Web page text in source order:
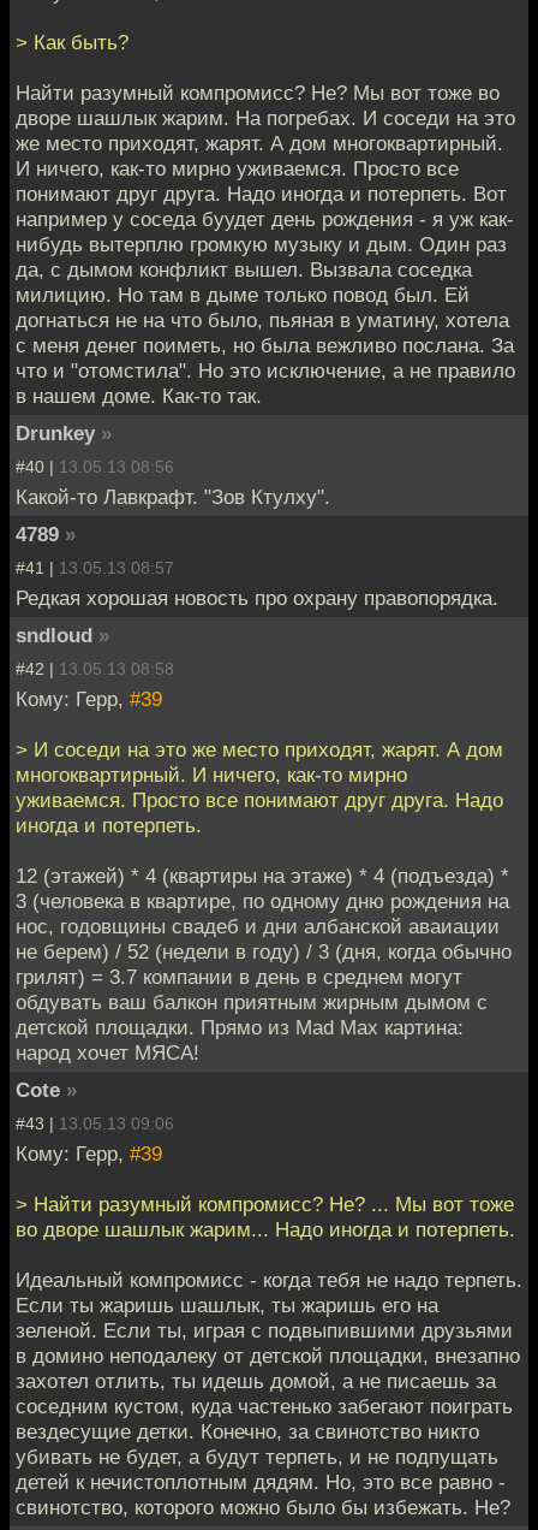
> Как быть?
Найти разумный компромисс? Не? Мы вот тоже во
дворе шашлык жарим. На погребах. И соседи на это
же место приходят, жарят. А дом многоквартирный.
И ничего, как-то мирно уживаемся. Просто все
понимают друг друга. Надо иногда и потерпеть. Вот
например у соседа буудет день рождения - я уж как-
нибудь вытерплю громкую музыку и дым. Один раз
да, с дымом конфликт вышел. Вызвала соседка
милицию. Но там в дыме только повод был. Ей
догнаться не на что было, пьяная в уматину, хотела
с меня денег поиметь, но была вежливо послана. За
что и "отомстила". Но это исключение, а не правило
в нашем доме. Как-то так.
Drunkey »
#40 | 13.05.13 08:56
Какой-то Лавкрафт. "Зов Ктулху".
4789 »
#41 | 13.05.13 08:57
Редкая хорошая новость про охрану правопорядка.
sndloud »
#42 | 13.05.13 08:58
Кому: Герр, #39
> И соседи на это же место приходят, жарят. А дом
многоквартирный. И ничего, как-то мирно
уживаемся. Просто все понимают друг друга. Надо
иногда и потерпеть.
12 (этажей) * 4 (квартиры на этаже) * 4 (подъезда) *
3 (человека в квартире, по одному дню рождения на
нос, годовщины свадеб и дни албанской аваиации
не берем) / 52 (недели в году) / 3 (дня, когда обычно
грилят) = 3.7 компании в день в среднем могут
обдувать ваш балкон приятным жирным дымом с
детской площадки. Прямо из Mad Max картина:
народ хочет МЯСА!
Cote »
#43 | 13.05.13 09:06
Кому: Герр, #39
> Найти разумный компромисс? Не? ... Мы вот тоже
во дворе шашлык жарим... Надо иногда и потерпеть.
Идеальный компромисс - когда тебя не надо терпеть.
Если ты жаришь шашлык, ты жаришь его на
зеленой. Если ты, играя с подвыпившими друзьями
в домино неподалеку от детской площадки, внезапно
захотел отлить, ты идешь домой, а не писаешь за
соседним кустом, куда частенько забегают поиграть
вездесущие детки. Конечно, за свинотство никто
убивать не будет, а будут терпеть, и не подпущать
детей к нечистоплотным дядям. Но, это все равно -
свинотство, которого можно было бы избежать. Не?